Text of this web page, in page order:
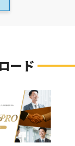
ード